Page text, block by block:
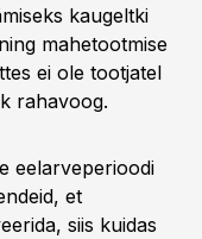
kaugeltki
mahetootmise
ei ole tootjatel
rahavoog.
eelarveperioodi
et
siis kuidas